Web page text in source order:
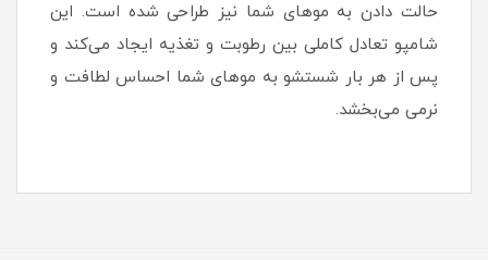
حالت دادن به موهای شما نیز طراحی شده است. این
شامپو تعادل کاملی بین رطوبت و تغذیه ایجاد می‌کند و
پس از هر بار شستشو به موهای شما احساس لطافت و
نرمی می‌بخشد.